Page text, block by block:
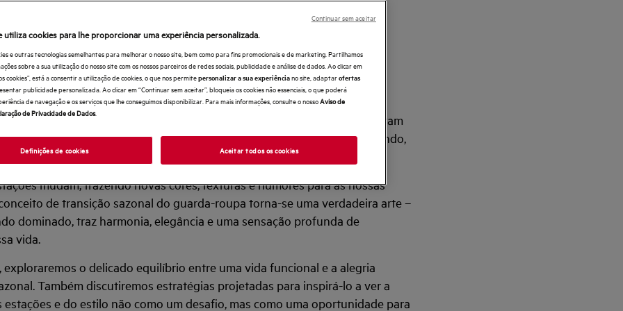
ROUPA NAS
DE ESTAÇÕES
da vida, os nossos espaços pessoais e os guarda-roupas que neles habitam
fundamental, não apenas na forma como nos apresentamos ao mundo,
nos sentimos nos nossos ambientes mais íntimos.
mudam, trazendo novas cores, texturas e humores para as nossas
de transição sazonal do guarda-roupa torna-se uma verdadeira arte –
dominado, traz harmonia, elegância e uma sensação profunda de
vida.
exploraremos o delicado equilíbrio entre uma vida funcional e a alegria
Também discutiremos estratégias projetadas para inspirá-lo a ver a
estações e do estilo não como um desafio, mas como uma oportunidade para
utiliza cookies para lhe proporcionar uma experiência personalizada.
e outras tecnologias semelhantes para melhorar o nosso site, bem como para fins promocionais e de marketing. Partilhamos
sobre a sua utilização do nosso site com os nossos parceiros de redes sociais, publicidade e análise de dados. Ao clicar em
cookies”, está a consentir a utilização de cookies, o que nos permitepersonalizar a sua experiênciano site, adaptarofertas
publicidade personalizada. Ao clicar em “Continuar sem aceitar”, bloqueia os cookies não essenciais, o que poderá
de navegação e os serviços que lhe conseguimos disponibilizar. Para mais informações, consulte o nossoAviso de
de Privacidade de Dados.
Definições de cookies Aceitar todos os cookies
Continuar sem aceitar